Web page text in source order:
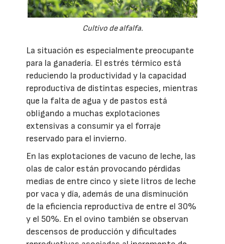
Cultivo de alfalfa.
La situación es especialmente preocupante
para la ganadería. El estrés térmico está
reduciendo la productividad y la capacidad
reproductiva de distintas especies, mientras
que la falta de agua y de pastos está
obligando a muchas explotaciones
extensivas a consumir ya el forraje
reservado para el invierno.
En las explotaciones de vacuno de leche, las
olas de calor están provocando pérdidas
medias de entre cinco y siete litros de leche
por vaca y día, además de una disminución
de la eficiencia reproductiva de entre el 30%
y el 50%. En el ovino también se observan
descensos de producción y dificultades